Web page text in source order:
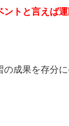
トと言えば運
成果を存分